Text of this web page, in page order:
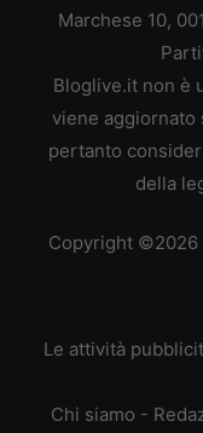
Marchese 10,
Bloglive.it non è
viene aggiornato
pertanto
della
Copyright
Le attività
Chi siamo -